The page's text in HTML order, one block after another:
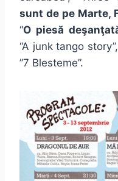
sunt de pe Marte,
“O piesă
“A junk tango
”7 Blesteme”.